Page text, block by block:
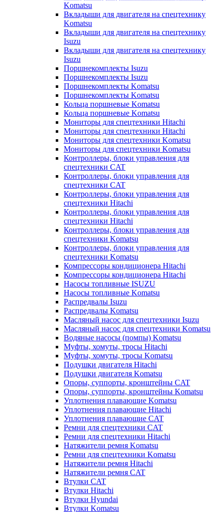
Komatsu
Вкладыши для двигателя на спецтехнику
Komatsu
Вкладыши для двигателя на спецтехнику
Isuzu
Вкладыши для двигателя на спецтехнику
Isuzu
Поршнекомплекты Isuzu
Поршнекомплекты Isuzu
Поршнекомплекты Komatsu
Поршнекомплекты Komatsu
Кольца поршневые Komatsu
Кольца поршневые Komatsu
Мониторы для спецтехники Hitachi
Мониторы для спецтехники Hitachi
Мониторы для спецтехники Komatsu
Мониторы для спецтехники Komatsu
Контроллеры, блоки управления для
спецтехники CAT
Контроллеры, блоки управления для
спецтехники CAT
Контроллеры, блоки управления для
спецтехники Hitachi
Контроллеры, блоки управления для
спецтехники Hitachi
Контроллеры, блоки управления для
спецтехники Komatsu
Контроллеры, блоки управления для
спецтехники Komatsu
Компрессоры кондиционера Hitachi
Компрессоры кондиционера Hitachi
Насосы топливные ISUZU
Насосы топливные Komatsu
Распредвалы Isuzu
Распредвалы Komatsu
Масляный насос для спецтехники Isuzu
Масляный насос для спецтехники Komatsu
Водяные насосы (помпы) Komatsu
Муфты, хомуты, тросы Hitachi
Муфты, хомуты, тросы Komatsu
Подушки двигателя Hitachi
Подушки двигателя Komatsu
Опоры, суппорты, кронштейны CAT
Опоры, суппорты, кронштейны Komatsu
Уплотнения плавающие Komatsu
Уплотнения плавающие Hitachi
Уплотнения плавающие CAT
Ремни для спецтехники CAT
Ремни для спецтехники Hitachi
Натяжители ремня Komatsu
Ремни для спецтехники Komatsu
Натяжители ремня Hitachi
Натяжители ремня CAT
Втулки CAT
Втулки Hitachi
Втулки Hyundai
Втулки Komatsu